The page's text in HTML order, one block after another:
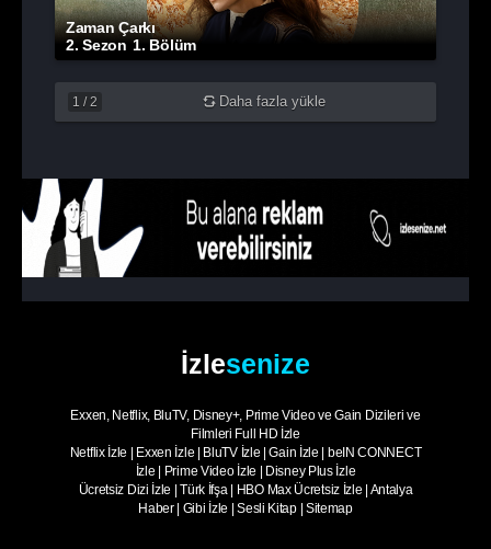
Zaman Çarkı
2. Sezon 1. Bölüm
1 / 2 Daha fazla yükle
İzlesenize
Exxen, Netflix, BluTV, Disney+, Prime Video ve Gain Dizileri ve
Filmleri Full HD İzle
Netflix İzle | Exxen İzle | BluTV İzle |Gain İzle | beIN CONNECT
İzle | Prime Video İzle | Disney Plus İzle
Ücretsiz Dizi İzle |Türk İfşa | HBO Max Ücretsiz İzle | Antalya
Haber| Gibi İzle |Sesli Kitap| Sitemap